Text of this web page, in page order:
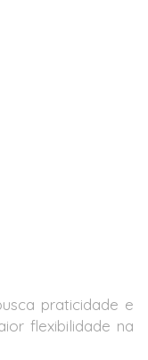
praticidade e
flexibilidade na